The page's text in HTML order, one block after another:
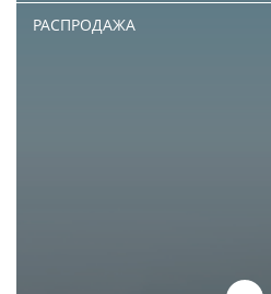
РАСПРОДАЖА